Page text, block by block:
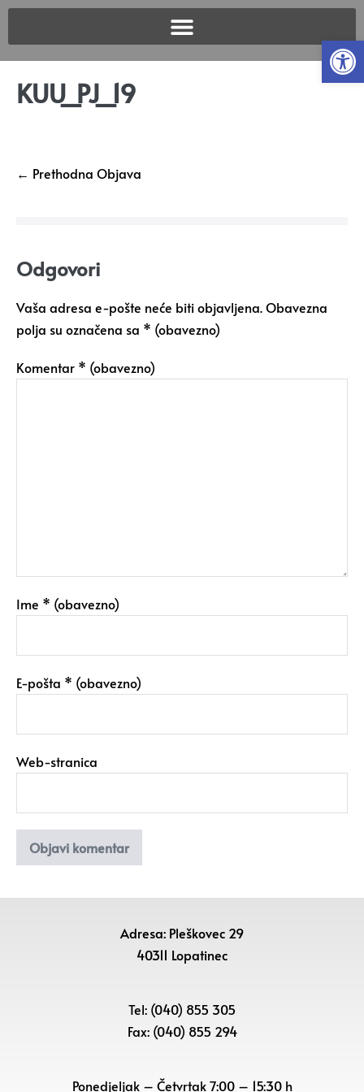
KUU_PJ_19
← Prethodna Objava
Odgovori
Vaša adresa e-pošte neće biti objavljena.Obavezna
polja su označena sa * (obavezno)
Komentar * (obavezno)
Ime * (obavezno)
E-pošta * (obavezno)
Web-stranica
Adresa: Pleškovec 29
40311 Lopatinec
Tel: (040) 855 305
Fax: (040) 855 294
Ponedjeljak – Četvrtak 7:00 – 15:30 h